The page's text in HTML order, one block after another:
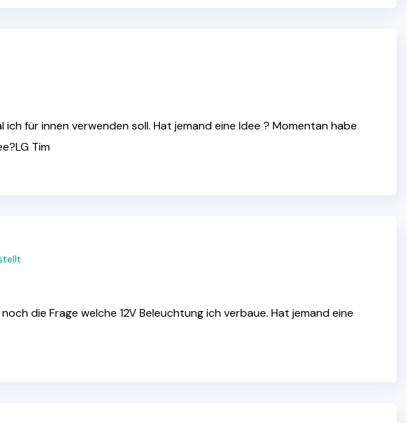
für innen verwenden soll. Hat jemand eine Idee ? Momentan habe
Tim
die Frage welche 12V Beleuchtung ich verbaue. Hat jemand eine